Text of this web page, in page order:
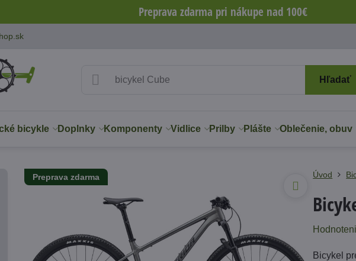
Preprava zdarma pri nákupe nad 100€
Hľadať
bicykle Doplnky Komponenty Vidlice Prilby Plášte Oblečenie, obuv
Preprava zdarma Úvod
Bicykel